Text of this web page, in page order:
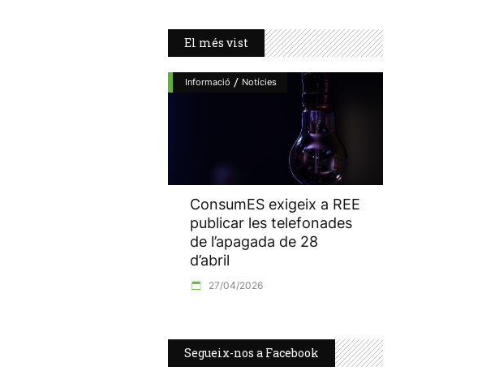
El més vist
Informació / Notícies
ConsumES exigeix a REE
publicar les telefonades
de l’apagada de 28
d’abril
27/04/2026
Segueix-nos a Facebook